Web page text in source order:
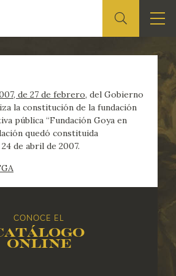
Y DOCUMENTACIÓN
de 27 de febrero, del Gobierno
la constitución de la fundación
pública “Fundación Goya en
quedó constituida
de abril de 2007.
CONOCE EL
online
QUIENES